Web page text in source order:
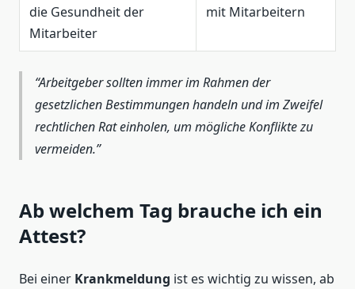
die Gesundheit der
Mitarbeiter
mit Mitarbeitern
Arbeitgeber sollten immer im Rahmen der
gesetzlichen Bestimmungen handeln und im Zweifel
rechtlichen Rat einholen, um mögliche Konflikte zu
vermeiden.
Ab welchem Tag brauche ich ein
Attest?
Bei einer Krankmeldung ist es wichtig zu wissen, ab